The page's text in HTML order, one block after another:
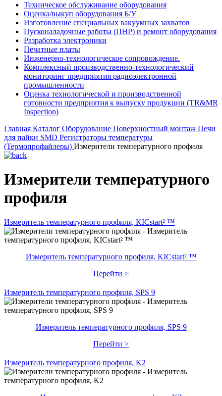
Техническое обслуживание оборудования
Оценка/выкуп оборудования Б/У
Изготовление специальных вакуумных захватов
Пусконаладочные работы (ПНР) и ремонт оборудования
Разработка электроники
Печатные платы
Инженерно-технологическое сопровождение.
Комплексный производственно-технологический
мониторинг предприятия радиоэлектронной
промышленности
Оценка технологической и производственной
готовности предприятия к выпуску продукции (TR&MR
Inspection)
Главная Каталог Оборудование Поверхностный монтаж Печи
для пайки SMD Регистраторы температуры
(Термопрофайлеры) Измерители температурного профиля
Измерители температурного
профиля
Измеритель температурного профиля, KICstart² ™
Измеритель температурного профиля, KICstart² ™
Перейти >
Измеритель температурного профиля, SPS 9
Измеритель температурного профиля, SPS 9
Перейти >
Измеритель температурного профиля, K2